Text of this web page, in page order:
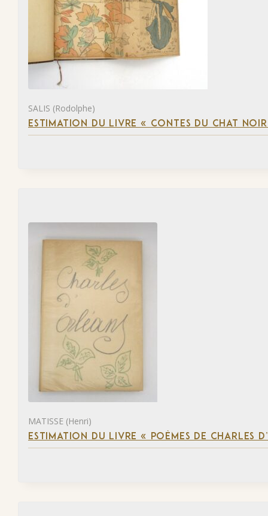
SALIS (Rodolphe)
ESTIMATION DU LIVRE « CONTES DU CHAT
MATISSE (Henri)
ESTIMATION DU LIVRE « POÈMES DE CHARLES